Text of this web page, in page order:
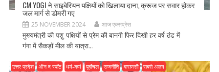
CM YOGI ने साइबेरियन पक्षियों को खिलाया दाना, क्रूज पर सवार होकर
जल मार्ग से डोमरी गए
25 NOVEMBER 2024 आज एक्सप्रेस
मुख्यमंत्री की पशु-पक्षियों से प्रेम की बानगी फिर दिखी हर वर्ष ठंड में
गंगा में सैकड़ों मील की यात्रा...
उत्तर प्रदेश ऑन द स्पॉट धर्म-कर्म पूर्वांचल राजनीति वाराणसी सबसे अलग